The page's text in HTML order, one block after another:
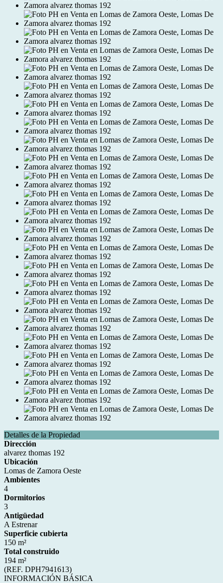
Detalles de la Propiedad
Dirección
alvarez thomas 192
Ubicación
Lomas de Zamora Oeste
Ambientes
4
Dormitorios
3
Antigüedad
A Estrenar
Superficie cubierta
150 m²
Total construido
194 m²
(REF. DPH7941613)
INFORMACIÓN BÁSICA